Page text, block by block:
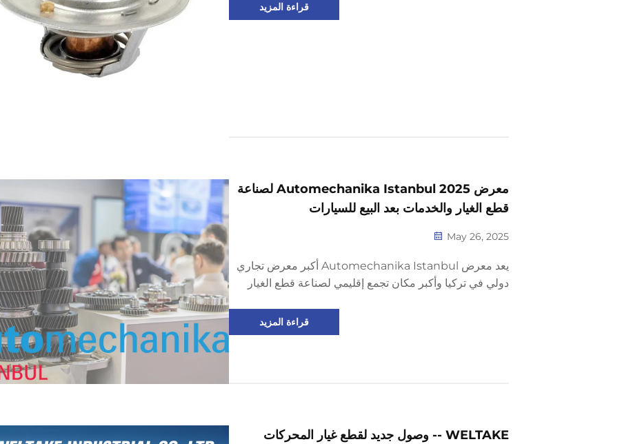
قراءة المزيد
معرض Automechanika Istanbul 2025 لصناعة
قطع الغيار والخدمات بعد البيع للسيارات
May 26, 2025
يعد معرض Automechanika Istanbul أكبر معرض تجاري
دولي في تركيا وأكبر مكان تجمع إقليمي لصناعة قطع الغيار
قراءة المزيد
WELTAKE -- وصول جديد لقطع غيار المحركات